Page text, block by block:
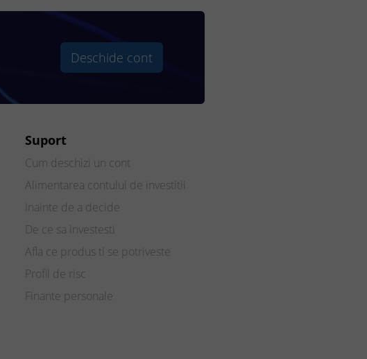
Deschide cont
Suport
Cum deschizi un cont
Alimentarea contului de investitii
Inainte de a decide
De ce sa investesti
Afla ce produs ti se potriveste
Profil de risc
Finante personale